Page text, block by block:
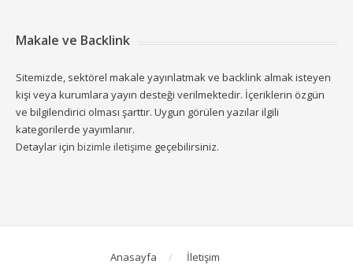
Makale ve Backlink
Sitemizde, sektörel makale yayınlatmak ve backlink almak isteyen
kişi veya kurumlara yayın desteği verilmektedir. İçeriklerin özgün
ve bilgilendirici olması şarttır. Uygun görülen yazılar ilgili
kategorilerde yayımlanır.
Detaylar için bizimle iletişime geçebilirsiniz.
Anasayfa İletişim